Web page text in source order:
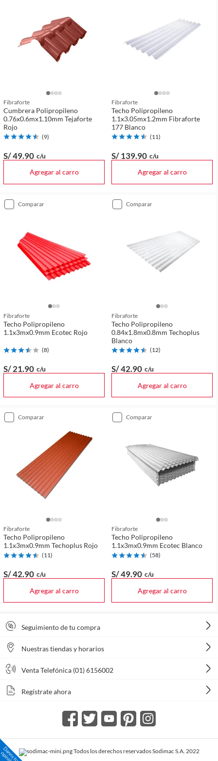
Fibraforte
Cumbrera Polipropileno
0.76x0.6mx1.10mm Tejaforte
Rojo
(9)
S/ 49.90 c/u
Agregar al carro
Fibraforte
Techo Polipropileno
1.1x3.05mx1.2mm Fibraforte
177 Blanco
(11)
S/ 139.90 c/u
Agregar al carro
comparar
Fibraforte
Techo Polipropileno
1.1x3mx0.9mm Ecotec Rojo
(8)
S/ 21.90 c/u
Agregar al carro
comparar
Fibraforte
Techo Polipropileno
0.84x1.8mx0.8mm Techoplus
Blanco
(12)
S/ 42.90 c/u
Agregar al carro
comparar
Fibraforte
Techo Polipropileno
1.1x3mx0.9mm Techoplus Rojo
(11)
S/ 42.90 c/u
Agregar al carro
comparar
Fibraforte
Techo Polipropileno
1.1x3mx0.9mm Ecotec Blanco
(58)
S/ 49.90 c/u
Agregar al carro
Seguimiento de tu compra
Nuestras tiendas y horarios
Venta Telefónica (01) 6156002
Regístrate ahora
Todos los derechos reservados Sodimac S.A. 2022